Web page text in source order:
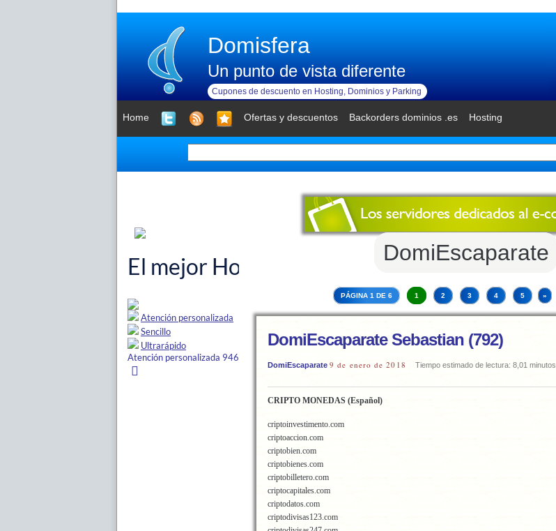
Domisfera
Un punto de vista diferente
Cupones de descuento en Hosting, Dominios y Parking
Home Ofertas y descuentos Backorders dominios .es Hosting
DomiEscaparate
PÁGINA 1 DE 6 1 2 3 4 5 »
DomiEscaparate Sebastian (792)
DomiEscaparate 9 de enero de 2018 Tiempo estimado de lectura: 8,01 minutos.
CRIPTO MONEDAS (Español)
criptoinvestimento.com
criptoaccion.com
criptobien.com
criptobienes.com
criptobilletero.com
criptocapitales.com
criptodatos.com
criptodivisas123.com